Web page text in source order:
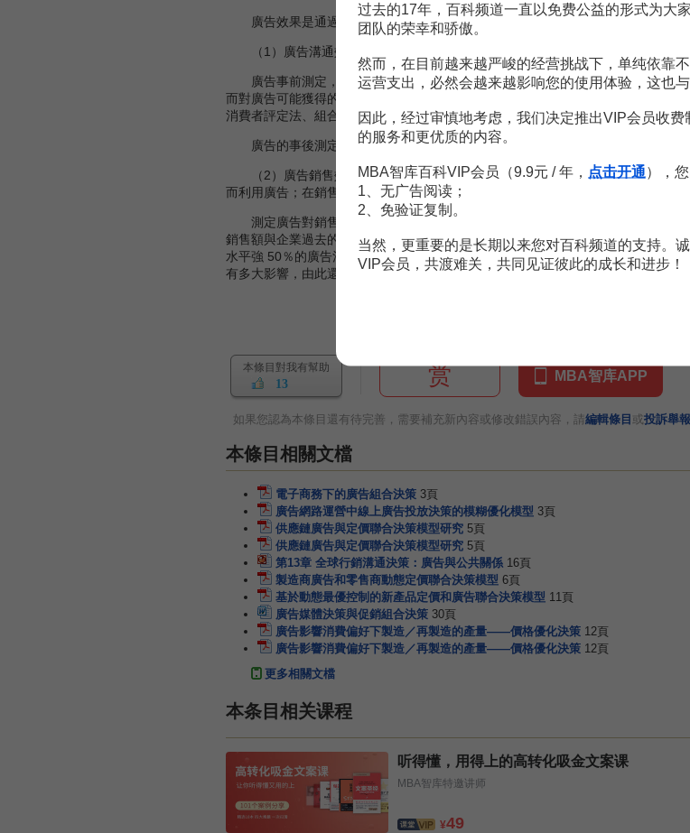
廣告效果是通過廣告媒體傳播之後所產生的影響。這種影響可以分為：對消
（1）廣告溝通效果。 的研究目的，在於分析廣告活動是否達到
廣告事前測定，是在廣告作品
尚未正式製作完成之前進行各種測驗，或邀請
而對廣告可能獲得的成效進行評價。廣告事先測定，根據測定當中產生的問題，可
消費者評定法、組合測試法和實驗室測試法。
廣告的事後測定，主要用來評估廣告出現於媒體後所產生的實際效果。事後測
（2）廣告銷售效果。廣告銷售效果的測定，就是測定 廣告傳播之後增因為廣
而利用廣告；在銷售增加額中，只對增加因事之一的廣告力量作單獨測定，嚴格地
測定廣告對銷售狀況的影響，即廣告的銷售效果，可以通過兩種方進行：（1
銷售額與企業過去的廣告支出二者之間。系的一種測量方法。（2）實驗設計分析
水平強 50％的廣告活動，在另一些地區進行比平均水平弱50％的廣告活動。這樣
有多大影響，由此還可以導出銷售反應函數。
本條目對我有幫助
13 赏 MBA智库APP
如果您認為本條目還有待完善，需要補充新內容或修改錯誤內容，請編輯條目 或投訴舉報
本條目相關文檔
電子商務下的廣告組合決策 3頁
廣告網路運營中線上廣告投放決策的模糊優化模型 3頁
供應鏈廣告與定價聯合決策模型研究 5頁
供應鏈廣告與定價聯合決策模型研究 5頁
第13章 全球行銷溝通決策：廣告與公共關係 16頁
製造商廣告和零售商動態定價聯合決策模型 6頁
基於動態最優控制的新產品定價和廣告聯合決策模型 11頁
廣告媒體決策與促銷組合決策 30頁
廣告影響消費偏好下製造／再製造的產量——價格優化決策 12頁
廣告影響消費偏好下製造／再製造的產量——價格優化決策 12頁
更多相關文檔
本条目相关课程
听得懂，用得上的高转化吸金文案课
MBA智库特邀讲师
¥49
过去的17年，百科频道一直以免费公益的形式为大
团队的荣幸和骄傲。
然而，在目前越来越严峻的经营挑战下，单纯依靠
运营支出，必然会越来越影响您的使用体验，这也
因此，经过审慎地考虑，我们决定推出VIP会员收
的服务和更优质的内容。
MBA智库百科VIP会员（9.9元 / 年， 点击开通），
1、无广告阅读；
2、免验证复制。
当然，更重要的是长期以来您对百科频道的支持。
VIP会员，共渡难关，共同见证彼此的成长和进步！